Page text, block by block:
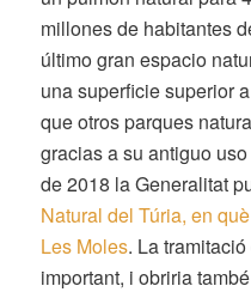
millones de habitantes
último gran espacio
una superficie superior
que otros parques
gracias a su antiguo
de 2018 la Generalitat
Natural del Túria, en
Les Moles. La
important, i obriria